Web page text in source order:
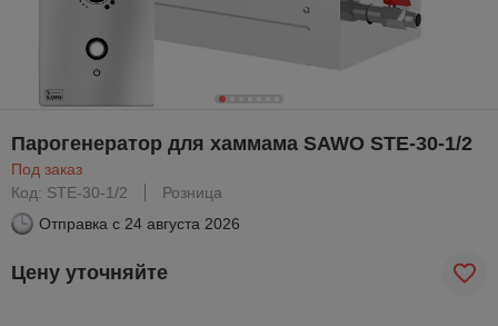
Парогенератор для хаммама SAWO STE-30-1/2
Под заказ
Код: STE-30-1/2
Розница
Отправка с 24 августа 2026
Цену уточняйте